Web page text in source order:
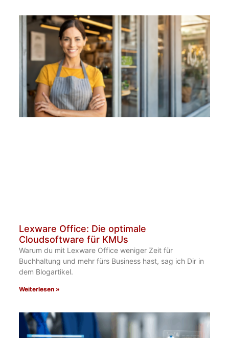
Lexware Office: Die optimale
Cloudsoftware für KMUs
Warum du mit Lexware Office weniger Zeit für
Buchhaltung und mehr fürs Business​ hast, sag ich Dir in
dem Blogartikel.
Weiterlesen »